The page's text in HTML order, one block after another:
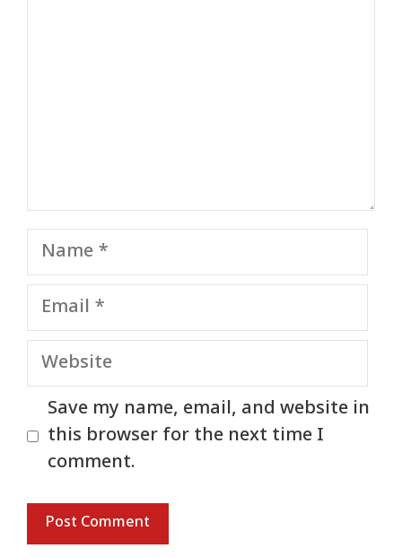
Name
Email
Website
Save my name, email, and website in
this browser for the next time I
comment.